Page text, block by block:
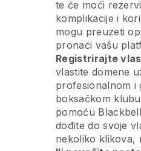
te će moći
komplikacije i
mogu preuzeti
pronaći vašu
Registrirajte
vlastite domene
profesionalnom i
boksačkom
pomoću
dođite do svoje
nekoliko klikova,